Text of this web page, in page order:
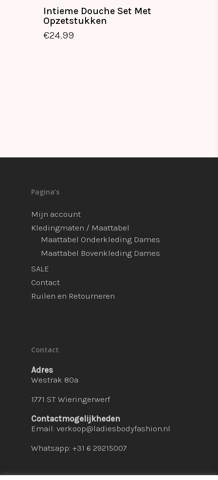
Intieme Douche Set Met
Opzetstukken
€24.99
€24.99
Pagina’s
Mijn account
Kledingmaten / Maattabel
Maattabel Onderkleding Dames
Maattabel Bovenkleding Dames
SALE
Contact
Ruilen en Retourneren
Contact
Adres
Westrak 80a
1771 ST Wieringerwerf
Contactmogelijkheden
Email: verkoop@ladiesbodyfashion.nl
Whatsapp: +31 6 29215007